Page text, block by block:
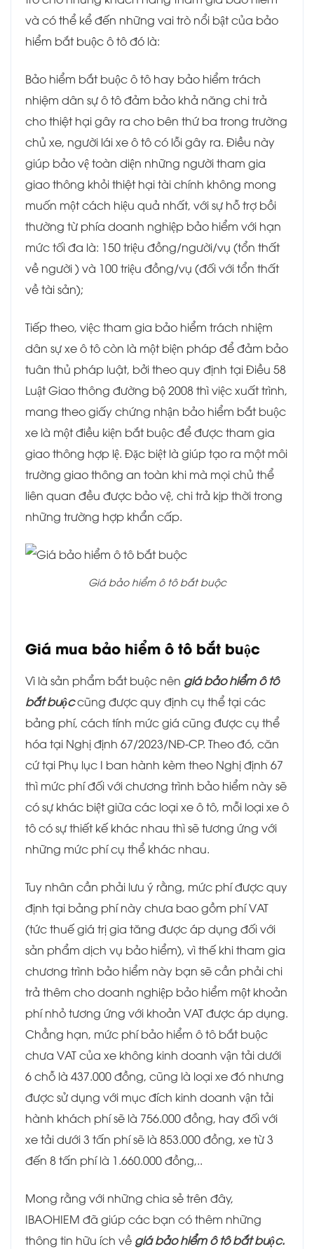
và có thể kể đến những vai trò nổi bật của bảo
hiểm bắt buộc ô tô đó là:
Bảo hiểm bắt buộc ô tô hay bảo hiểm trách
nhiệm dân sự ô tô đảm bảo khả năng chi trả
cho thiệt hại gây ra cho bên thứ ba trong trường
chủ xe, người lái xe ô tô có lỗi gây ra. Điều này
giúp bảo vệ toàn diện những người tham gia
giao thông khỏi thiệt hại tài chính không mong
muốn một cách hiệu quả nhất, với sự hỗ trợ bồi
thường từ phía doanh nghiệp bảo hiểm với hạn
mức tối đa là: 150 triệu đồng/người/vụ (tổn thất
về người ) và 100 triệu đồng/vụ (đối với tổn thất
về tài sản);
Tiếp theo, việc tham gia bảo hiểm trách nhiệm
dân sự xe ô tô còn là một biện pháp để đảm bảo
tuân thủ pháp luật, bởi theo quy định tại Điều 58
Luật Giao thông đường bộ 2008 thì việc xuất trình,
mang theo giấy chứng nhận bảo hiểm bắt buộc
xe là một điều kiện bắt buộc để được tham gia
giao thông hợp lệ. Đặc biệt là giúp tạo ra một môi
trường giao thông an toàn khi mà mọi chủ thể
liên quan đều được bảo vệ, chi trả kịp thời trong
những trường hợp khẩn cấp.
Giá bảo hiểm ô tô bắt buộc
Giá mua bảo hiểm ô tô bắt buộc
Vì là sản phẩm bắt buộc nên giá bảo hiểm ô tô
bắt buộccũng được quy định cụ thể tại các
bảng phí, cách tính mức giá cũng được cụ thể
hóa tại Nghị định 67/2023/NĐ-CP. Theo đó, căn
cứ tại Phụ lục I ban hành kèm theo Nghị định 67
thì mức phí đối với chương trình bảo hiểm này sẽ
có sự khác biệt giữa các loại xe ô tô, mỗi loại xe ô
tô có sự thiết kế khác nhau thì sẽ tương ứng với
những mức phí cụ thể khác nhau.
Tuy nhân cần phải lưu ý rằng, mức phí được quy
định tại bảng phí này chưa bao gồm phí VAT
(tức thuế giá trị gia tăng được áp dụng đối với
sản phẩm dịch vụ bảo hiểm), vì thế khi tham gia
chương trình bảo hiểm này bạn sẽ cần phải chi
trả thêm cho doanh nghiệp bảo hiểm một khoản
phí nhỏ tương ứng với khoản VAT được áp dụng.
Chẳng hạn, mức phí bảo hiểm ô tô bắt buộc
chưa VAT của xe không kinh doanh vận tải dưới
6 chỗ là 437.000 đồng, cũng là loại xe đó nhưng
được sử dụng với mục đích kinh doanh vận tải
hành khách phí sẽ là 756.000 đồng, hay đối với
xe tải dưới 3 tấn phí sẽ là 853.000 đồng, xe từ 3
đến 8 tấn phí là 1.660.000 đồng,..
Mong rằng với những chia sẻ trên đây,
IBAOHIEM đã giúp các bạn có thêm những
thông tin hữu ích về giá bảo hiểm ô tô bắt buộc.